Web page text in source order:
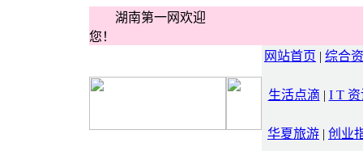
湖南第一网欢迎
您！
网站首页 | 综合
生活点滴 | I T 资
华夏旅游 | 创业